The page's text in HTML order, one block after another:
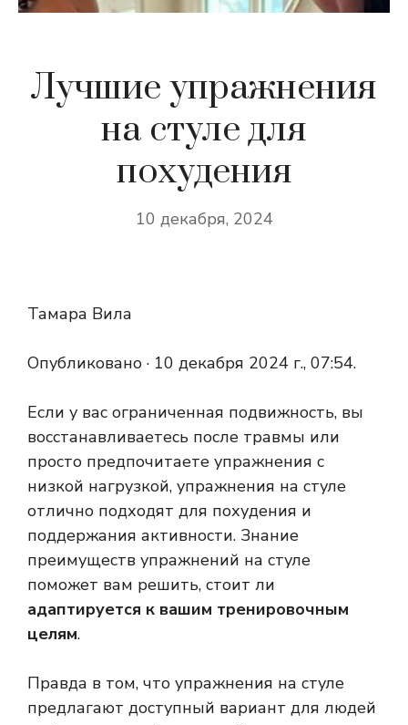
Лучшие упражнения
на стуле для
похудения
10 декабря, 2024
Тамара Вила
Опубликовано · 10 декабря 2024 г., 07:54.
Если у вас ограниченная подвижность, вы
восстанавливаетесь после травмы или
просто предпочитаете упражнения с
низкой нагрузкой, упражнения на стуле
отлично подходят для похудения и
поддержания активности. Знание
преимуществ упражнений на стуле
поможет вам решить, стоит ли
адаптируется к вашим тренировочным
целям.
Правда в том, что упражнения на стуле
предлагают доступный вариант для людей